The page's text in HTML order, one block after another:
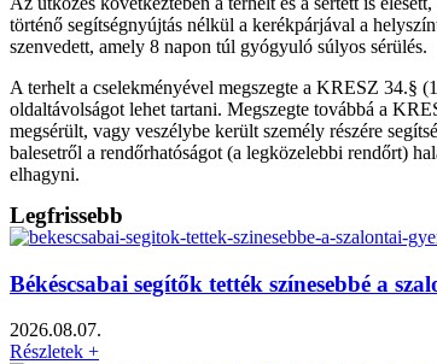
történő segítségnyújtás nélkül a kerékpárjával a
szenvedett, amely 8 napon túl gyógyuló súlyos sérülés.
A terhelt a cselekményével megszegte a KRESZ 34.§
oldaltávolságot lehet tartani. Megszegte továbbá a
megsérült, vagy veszélybe került személy részére
balesetről a rendőrhatóságot (a legközelebbi rendőrt)
elhagyni.
Legfrissebb
Békéscsabai segítők tették színesebbé a
2026.08.07.
Részletek +